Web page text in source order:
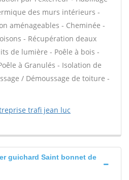
des murs intérieurs -
aménageables - Cheminée -
- Récupération deaux
de lumière - Poêle à bois -
à Granulés - Isolation de
/ Démoussage de toiture -
trafi jean luc
guichard Saint bonnet de